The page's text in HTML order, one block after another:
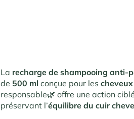
La recharge de shampooing anti-
de 500 ml conçue pour les
responsable🌿 offre une action
préservant l’équilibre du cuir